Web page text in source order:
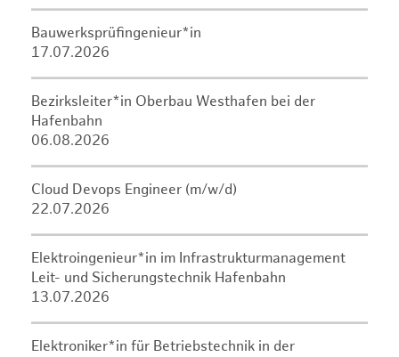
Bauwerksprüfingenieur*in
17.07.2026
Bezirksleiter*in Oberbau Westhafen bei der
Hafenbahn
06.08.2026
Cloud Devops Engineer (m/w/d)
22.07.2026
Elektroingenieur*in im Infrastrukturmanagement
Leit- und Sicherungstechnik Hafenbahn
13.07.2026
Elektroniker*in für Betriebstechnik in der